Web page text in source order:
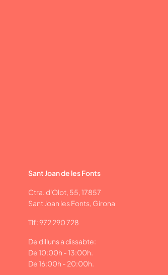
Sant Joan de les Fonts
Ctra. d'Olot, 55, 17857
Sant Joan les Fonts, Girona
Tlf: 972 290 728
De dilluns a dissabte:
De 10:00h - 13:00h.
De 16:00h - 20:00h.